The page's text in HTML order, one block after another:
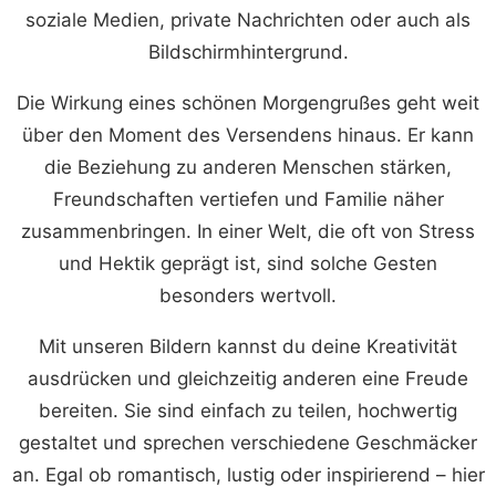
soziale Medien, private Nachrichten oder auch als
Bildschirmhintergrund.
Die Wirkung eines schönen Morgengrußes geht weit
über den Moment des Versendens hinaus. Er kann
die Beziehung zu anderen Menschen stärken,
Freundschaften vertiefen und Familie näher
zusammenbringen. In einer Welt, die oft von Stress
und Hektik geprägt ist, sind solche Gesten
besonders wertvoll.
Mit unseren Bildern kannst du deine Kreativität
ausdrücken und gleichzeitig anderen eine Freude
bereiten. Sie sind einfach zu teilen, hochwertig
gestaltet und sprechen verschiedene Geschmäcker
an. Egal ob romantisch, lustig oder inspirierend – hier